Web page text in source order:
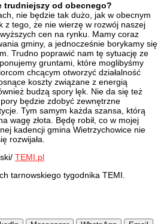
trudniejszy od obecnego?
nie będzie tak dużo, jak w obecnym
z tego, że nie wierzę w rozwój naszej
cen na rynku. Mamy coraz
gminy, a jednocześnie borykamy się
Trudno poprawić nam tę sytuację ze
gruntami, które moglibyśmy
chcącym otworzyć działalność
koszty związane z energią
budzą spory lęk. Nie da się też
będzie zdobyć zewnętrzne
Tym samym każda szansa, którą
wagę złota. Będę robił, co w mojej
kadencji gmina Wietrzychowice nie
rozwijała.
TEMI.pl
tarnowskiego tygodnika TEMI.